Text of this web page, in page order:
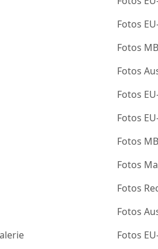
Fotos
Fotos
Fotos
Fotos
Fotos
Fotos
Fotos
Fotos
Fotos
Fotos